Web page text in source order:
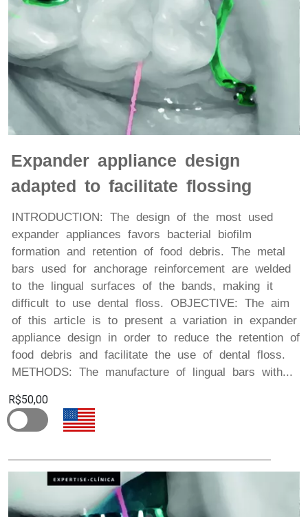
Expander appliance design
adapted to facilitate flossing
INTRODUCTION: The design of the most used
expander appliances favors bacterial biofilm
formation and retention of food debris. The metal
bars used for anchorage reinforcement are welded
to the lingual surfaces of the bands, making it
difficult to use dental floss. OBJECTIVE: The aim
of this article is to present a variation in expander
appliance design in order to reduce the retention of
food debris and facilitate the use of dental floss.
METHODS: The manufacture of lingual bars with...
R$50,00